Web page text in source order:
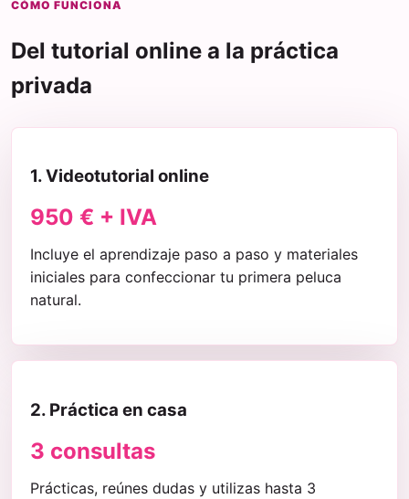
CÓMO FUNCIONA
Del tutorial online a la práctica
privada
1. Videotutorial online
950 € + IVA
Incluye el aprendizaje paso a paso y materiales
iniciales para confeccionar tu primera peluca
natural.
2. Práctica en casa
3 consultas
Prácticas, reúnes dudas y utilizas hasta 3